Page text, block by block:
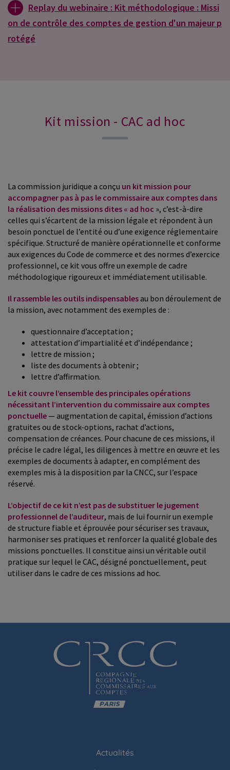
Replay du webinaire : Kit méthodologique : Missi
on de contrôle des comptes de gestion d'un majeur p
rotégé
Kit mission - CAC ad hoc
La commission juridique a conçu un kit mission pour
accompagner pas à pas le commissaire aux comptes dans
la réalisation des missions dites « ad hoc », c’est-à-dire
celles qui s’écartent de la mission légale et répondent à un
besoin ponctuel de l’entité ou d’une exigence réglementaire
spécifique. Structuré de manière opérationnelle et conforme
aux exigences du Code de commerce et des normes d’exercice
professionnel, ce kit vous offre un exemple de cadre
méthodologique rigoureux et immédiatement utilisable.
Il rassemble les outils indispensablesau bon déroulement de
la mission, avec notamment des exemples de :
questionnaire d’acceptation ;
attestation d’impartialité et d’indépendance ;
lettre de mission ;
liste des documents à obtenir ;
lettre d’affirmation.
Le kit couvre l’ensemble des principales opérations
nécessitant l’intervention du commissaire aux comptes
ponctuelle— augmentation de capital, émission d’actions
gratuites ou de stock-options, rachat d’actions,
compensation de créances. Pour chacune de ces missions, il
précise le cadre légal, les diligences à mettre en œuvre et les
exemples de documents à adapter, en complément des
exemples mis à la disposition par la CNCC, sur l’espace
réservé.
L’objectif de ce kit n’est pas de substituer le jugement
professionnel de l’auditeur, mais de lui fournir un exemple
de structure fiable et éprouvée pour sécuriser ses travaux,
harmoniser ses pratiques et renforcer la qualité globale des
missions ponctuelles. Il constitue ainsi un véritable outil
pratique sur lequel le CAC, désigné ponctuellement, peut
utiliser dans le cadre de ces missions ad hoc.
Actualités